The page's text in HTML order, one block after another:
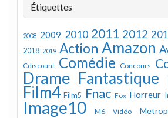
Étiquettes
2008 2009 2010 2011 2012
2018 2019 Action Amazon
Cdiscount Comédie Concours
Drame Fantastique
Film4 Film5 Fnac Fox Horreur
Image10 M6 Vidéo